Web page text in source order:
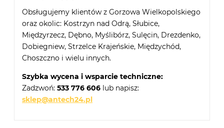
Obsługujemy klientów z Gorzowa Wielkopolskiego
oraz okolic: Kostrzyn nad Odrą, Słubice,
Międzyrzecz, Dębno, Myślibórz, Sulęcin, Drezdenko,
Dobiegniew, Strzelce Krajeńskie, Międzychód,
Choszczno i wielu innych.
Szybka wycena i wsparcie techniczne:
Zadzwoń: 533 776 606 lub napisz:
sklep@antech24.pl